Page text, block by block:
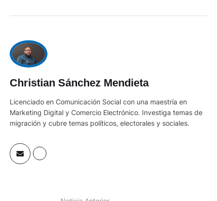
Christian Sánchez Mendieta
Licenciado en Comunicación Social con una maestría en
Marketing Digital y Comercio Electrónico. Investiga temas de
migración y cubre temas políticos, electorales y sociales.